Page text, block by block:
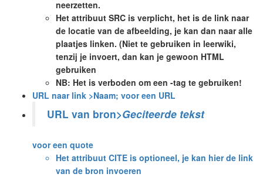
neerzetten.
Het attribuut SRC is verplicht, het is de link naar
de locatie van de afbeelding, je kan dan naar alle
plaatjes linken. (Niet te gebruiken in leerwiki,
tenzij je invoert, dan kan je gewoon HTML
gebruiken
NB: Het is verboden om een -tag te gebruiken!
URL naar link >Naam; voor een URL
URL van bron>Geciteerde tekst
voor een quote
Het attribuut CITE is optioneel, je kan hier de link
van de bron invoeren